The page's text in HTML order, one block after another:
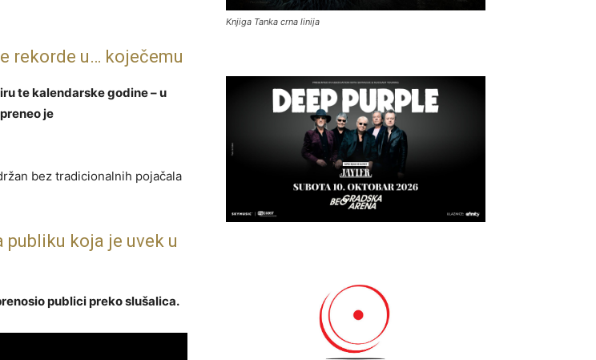
rekorde u… koječemu
te kalendarske godine – u
je
bez tradicionalnih pojačala
publiku koja je uvek u
publici preko slušalica.
Knjiga Tanka crna linija